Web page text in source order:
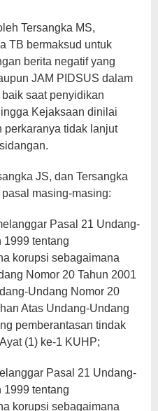
Tersangka MS,
TB bermaksud untuk
berita negatif yang
JAM PIDSUS dalam
saat penyidikan
Kejaksaan dinilai
perkaranya tidak lanjut
JS, dan Tersangka
masing-masing:
Pasal 21 Undang-
1999 tentang
korupsi sebagaimana
Nomor 20 Tahun 2001
Undang Nomor 20
Atas Undang-Undang
pemberantasan tindak
(1) ke-1 KUHP;
Pasal 21 Undang-
1999 tentang
korupsi sebagaimana